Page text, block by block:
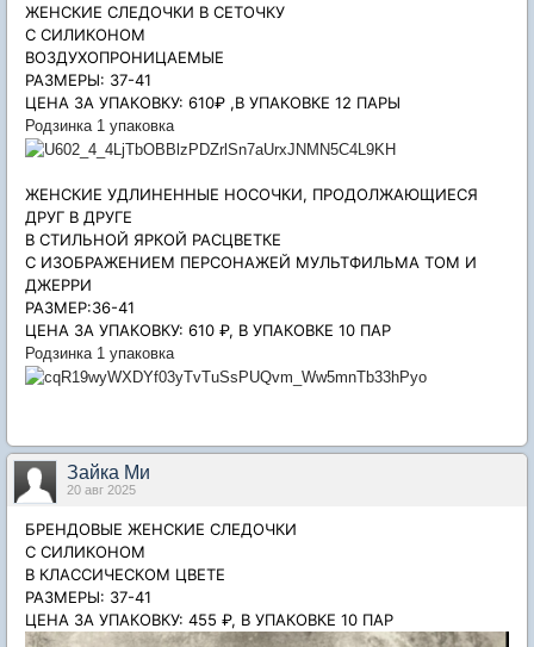
ЖЕНСКИЕ СЛЕДОЧКИ В СЕТОЧКУ
С СИЛИКОНОМ
ВОЗДУХОПРОНИЦАЕМЫЕ
РАЗМЕРЫ: 37-41
ЦЕНА ЗА УПАКОВКУ: 610₽ ,В УПАКОВКЕ 12 ПАРЫ
Родзинка 1 упаковка
ЖЕНСКИЕ УДЛИНЕННЫЕ НОСОЧКИ, ПРОДОЛЖАЮЩИЕСЯ
ДРУГ В ДРУГЕ
В СТИЛЬНОЙ ЯРКОЙ РАСЦВЕТКЕ
С ИЗОБРАЖЕНИЕМ ПЕРСОНАЖЕЙ МУЛЬТФИЛЬМА ТОМ И
ДЖЕРРИ
РАЗМЕР:36-41
ЦЕНА ЗА УПАКОВКУ: 610 ₽, В УПАКОВКЕ 10 ПАР
Родзинка 1 упаковка
Зайка Ми
20 авг 2025
БРЕНДОВЫЕ ЖЕНСКИЕ СЛЕДОЧКИ
С СИЛИКОНОМ
В КЛАССИЧЕСКОМ ЦВЕТЕ
РАЗМЕРЫ: 37-41
ЦЕНА ЗА УПАКОВКУ: 455 ₽, В УПАКОВКЕ 10 ПАР